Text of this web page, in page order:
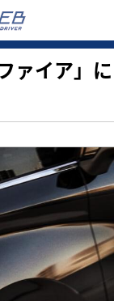
ァイア」に